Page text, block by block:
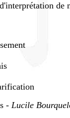
de
- Lucile